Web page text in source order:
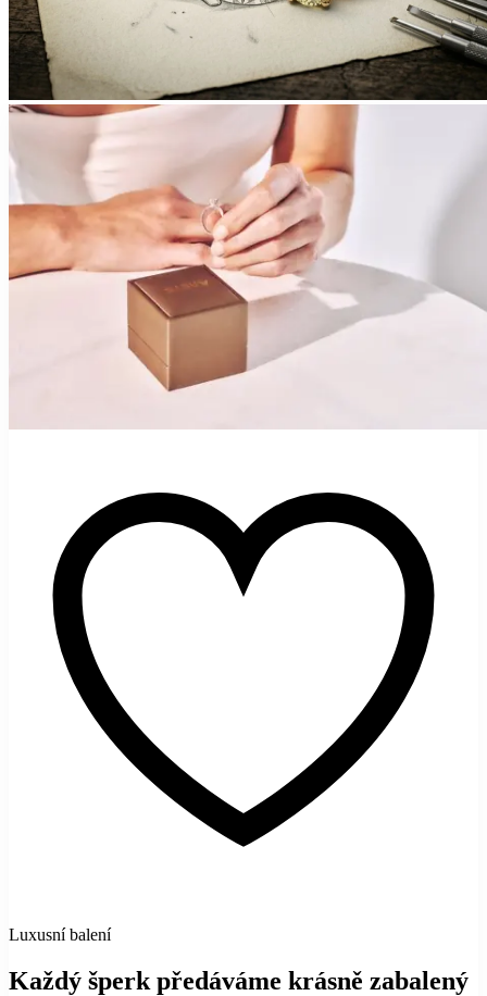
Luxusní balení
Každý šperk předáváme krásně zabalený